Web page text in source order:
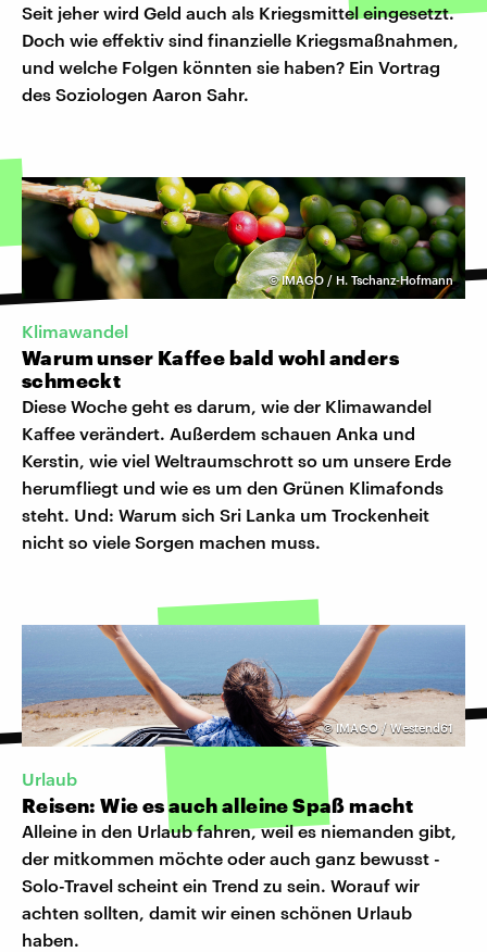
Seit jeher wird Geld auch als Kriegsmittel eingesetzt.
Doch wie effektiv sind finanzielle Kriegsmaßnahmen,
und welche Folgen könnten sie haben? Ein Vortrag
des Soziologen Aaron Sahr.
©IMAGO / H. Tschanz-Hofmann
Klimawandel
Warum unser Kaffee bald wohl anders
schmeckt
Diese Woche geht es darum, wie der Klimawandel
Kaffee verändert. Außerdem schauen Anka und
Kerstin, wie viel Weltraumschrott so um unsere Erde
herumfliegt und wie es um den Grünen Klimafonds
steht. Und: Warum sich Sri Lanka um Trockenheit
nicht so viele Sorgen machen muss.
©IMAGO / Westend61
Urlaub
Reisen: Wie es auch alleine Spaß macht
Alleine in den Urlaub fahren, weil es niemanden gibt,
der mitkommen möchte oder auch ganz bewusst -
Solo-Travel scheint ein Trend zu sein. Worauf wir
achten sollten, damit wir einen schönen Urlaub
haben.